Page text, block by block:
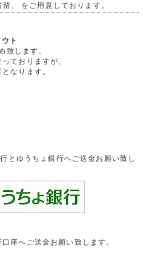
、 をご用意しております。
ト
致します。
ておりますが、
なります。
とゆうちょ銀行へご送金お願い致し
座へご送金お願い致します。